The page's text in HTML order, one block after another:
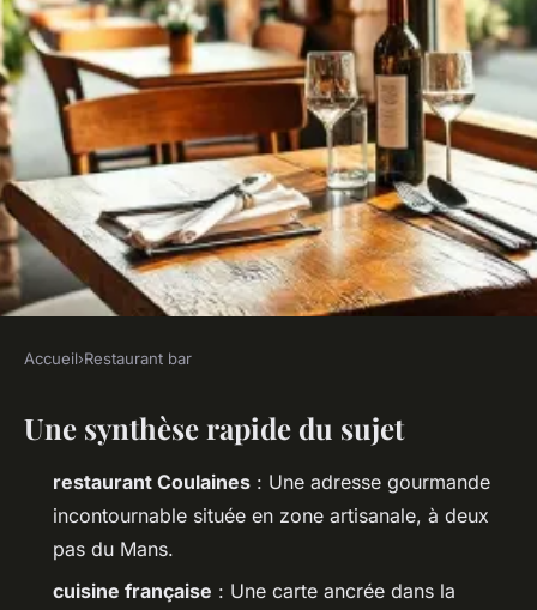
Les meilleures adresses pour
savourer la cuisine française à
Coulaines
Benoît
Accueil›Restaurant bar
Une synthèse rapide du sujet
restaurant Coulaines : Une adresse gourmande
incontournable située en zone artisanale, à deux
pas du Mans.
cuisine française : Une carte ancrée dans la